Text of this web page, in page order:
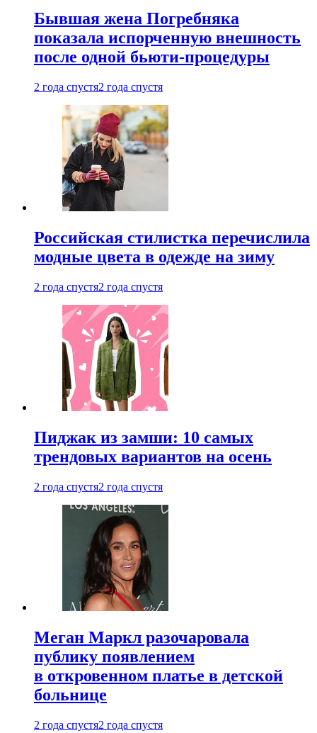
Бывшая жена Погребняка
показала испорченную внешность
после одной бьюти-процедуры
2 года спустя2 года спустя
Российская стилистка перечислила
модные цвета в одежде на зиму
2 года спустя2 года спустя
Пиджак из замши: 10 самых
трендовых вариантов на осень
2 года спустя2 года спустя
Меган Маркл разочаровала
публику появлением
в откровенном платье в детской
больнице
2 года спустя2 года спустя